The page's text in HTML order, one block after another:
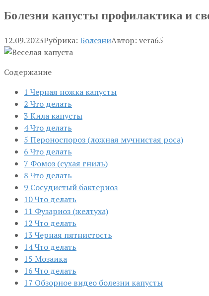
Болезни капусты профилактика и
12.09.2023Рубрика: БолезниАвтор: vera65
Содержание
1 Черная ножка капусты
2 Что делать
3 Кила капусты
4Что делать
5 Пероноспороз (ложная мучнистая роса)
6 Что делать
7 Фомоз (сухая гниль)
8 Что делать
9 Сосудистый бактериоз
10Что делать
11 Фузариоз (желтуха)
12 Что делать
13 Черная пятнистость
14Что делать
15 Мозаика
16 Что делать
17 Обзорное видео болезни капусты